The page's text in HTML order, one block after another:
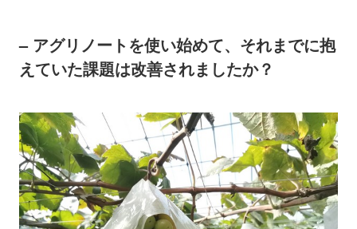
– アグリノートを使い始めて、それまでに抱
えていた課題は改善されましたか？